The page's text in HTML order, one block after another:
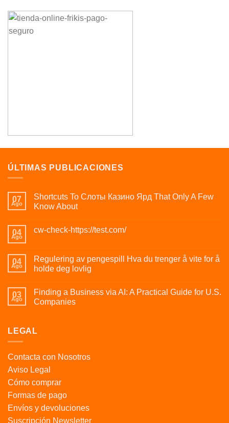
ÚLTIMAS PUBLICACIONES
07
Ago
Shortcuts To Слоты Казино Ярд That Only A Few
Know About
04
Ago
cw-check-https://test.com/
04
Ago
Regulering av pengespill Hva du trenger å vite for å
holde deg lovlig
03
Ago
Finding a Business via AI: A Practical Guide for U.S.
Companies
LEGAL
Contacta con Nosotros
Aviso Legal
Cómo comprar
Formas de pago
Envíos y devoluciones
Suscripción Newsletter